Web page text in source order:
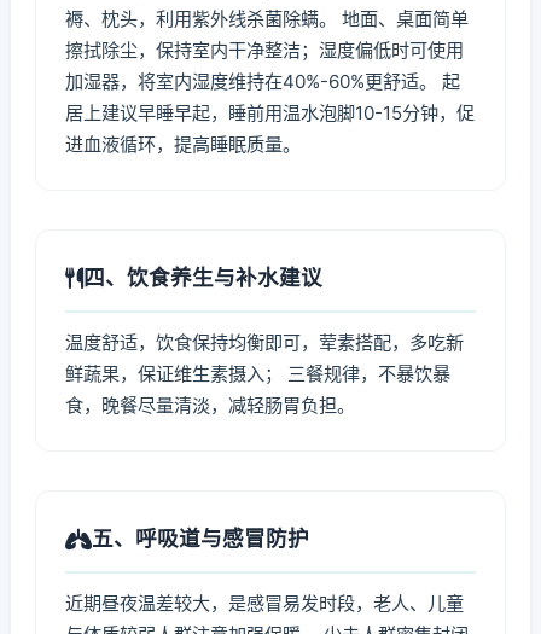
褥、枕头，利用紫外线杀菌除螨。 地面、桌面简单
擦拭除尘，保持室内干净整洁；湿度偏低时可使用
加湿器，将室内湿度维持在40%-60%更舒适。 起
居上建议早睡早起，睡前用温水泡脚10-15分钟，促
进血液循环，提高睡眠质量。
四、饮食养生与补水建议
温度舒适，饮食保持均衡即可，荤素搭配，多吃新
鲜蔬果，保证维生素摄入； 三餐规律，不暴饮暴
食，晚餐尽量清淡，减轻肠胃负担。
五、呼吸道与感冒防护
近期昼夜温差较大，是感冒易发时段，老人、儿童